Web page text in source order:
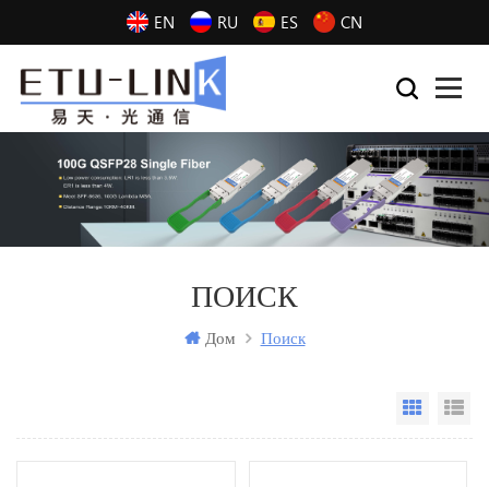
EN RU ES CN
ПОИСК
Дом Поиск
Grid